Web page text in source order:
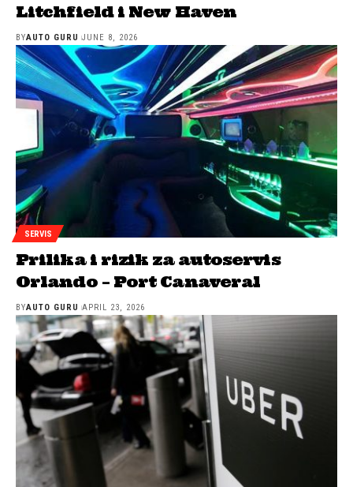
Litchfield i New Haven
BYAUTO GURU JUNE 8, 2026
SERVIS
Prilika i rizik za autoservis
Orlando – Port Canaveral
BYAUTO GURU APRIL 23, 2026